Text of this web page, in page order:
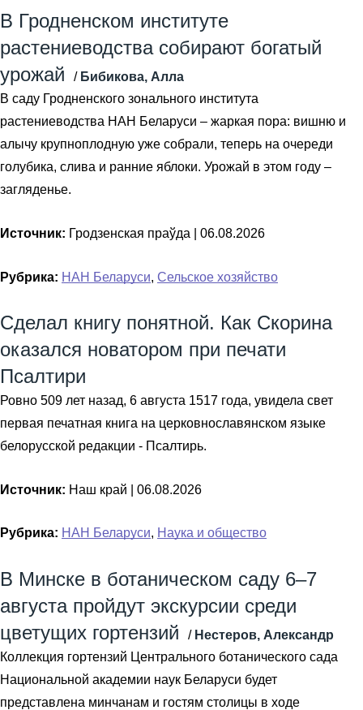
В Гродненском институте
растениеводства собирают богатый
урожай
/ Бибикова, Алла
В саду Гродненского зонального института
растениеводства НАН Беларуси – жаркая пора: вишню и
алычу крупноплодную уже собрали, теперь на очереди
голубика, слива и ранние яблоки. Урожай в этом году –
загляденье.
Источник: Гродзенская праўда | 06.08.2026
Рубрика: НАН Беларуси, Сельское хозяйство
Сделал книгу понятной. Как Скорина
оказался новатором при печати
Псалтири
Ровно 509 лет назад, 6 августа 1517 года, увидела свет
первая печатная книга на церковнославянском языке
белорусской редакции - Псалтирь.
Источник: Наш край | 06.08.2026
Рубрика: НАН Беларуси, Наука и общество
В Минске в ботаническом саду 6–7
августа пройдут экскурсии среди
цветущих гортензий
/ Нестеров, Александр
Коллекция гортензий Центрального ботанического сада
Национальной академии наук Беларуси будет
представлена минчанам и гостям столицы в ходе